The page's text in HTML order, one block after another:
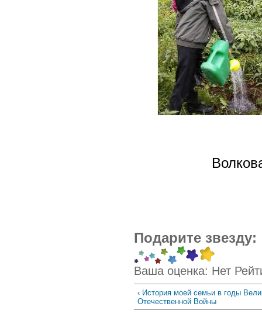
Подарите звезду:
Ваша оценка: Нет
‹ История моей семьи в годы
Отечественной Войны